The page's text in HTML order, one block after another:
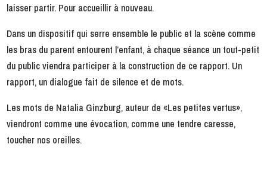
laisser partir. Pour accueillir à nouveau.
Dans un dispositif qui serre ensemble le public et la scène comme
les bras du parent entourent l’enfant, à chaque séance un tout-petit
du public viendra participer à la construction de ce rapport. Un
rapport, un dialogue fait de silence et de mots.
Les mots de Natalia Ginzburg, auteur de «Les petites vertus»,
viendront comme une évocation, comme une tendre caresse,
toucher nos oreilles.